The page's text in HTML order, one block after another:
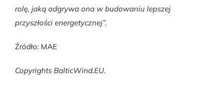
rolę, jaką odgrywa ona w budowaniu lepszej
przyszłości energetycznej”.
Źródło: MAE
Copyrights BalticWind.EU.